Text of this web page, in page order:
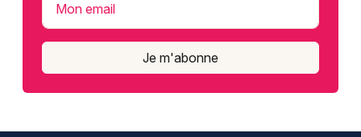
Mon email
Je m'abonne